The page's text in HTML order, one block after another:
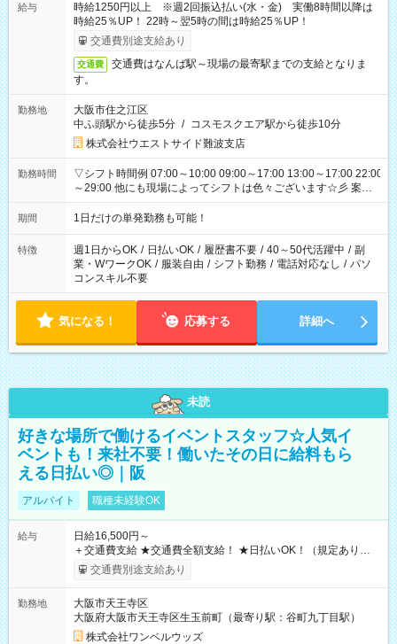
給与
時給1250円以上 ※週2回振込払い(水・金) 実働8時間以降は
時給25％UP！ 22時～翌5時の間は時給25％UP！
交通費別途支給あり
交通費
交通費はなんば駅～現場の最寄駅までの支給となりま
す。
勤務地
大阪市住之江区
中ふ頭駅から徒歩5分 / コスモスクエア駅から徒歩10分
株式会社ウエストサイド難波支店
勤務時間
▽シフト時間例 07:00～10:00 09:00～17:00 13:00～17:00 22:00
～29:00 他にも現場によってシフトは色々ございます☆彡 案件
次第では午前中で終わるお仕事も...！
期間 1日だけの単発勤務も可能！
特徴 週1日からOK / 日払いOK / 履歴書不要 / 40～50代活躍中 / 副
業・WワークOK / 服装自由 / シフト勤務 / 電話対応なし / パソ
コンスキル不要
気になる！ 応募する 詳細へ
未読
好きな場所で働けるイベントスタッフ☆人気イ
ベントも！来社不要！働いたその日に給料もら
える日払い◎｜阪
アルバイト 職種未経験OK
給与
日給16,500円～
＋交通費支給 ★交通費全額支給！ ★日払いOK！（規定あり） ┗
働いたその日に現金GET♪ お仕事後はコンビニATMから 日払
交通費別途支給あり
勤務地
大阪市天王寺区
大阪府大阪市天王寺区生玉前町（最寄り駅：谷町九丁目駅）
株式会社ワンベルウッズ